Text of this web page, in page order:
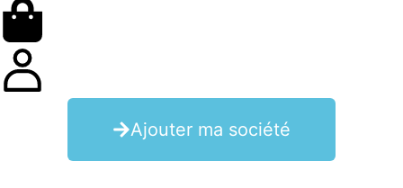
Ajouter ma société